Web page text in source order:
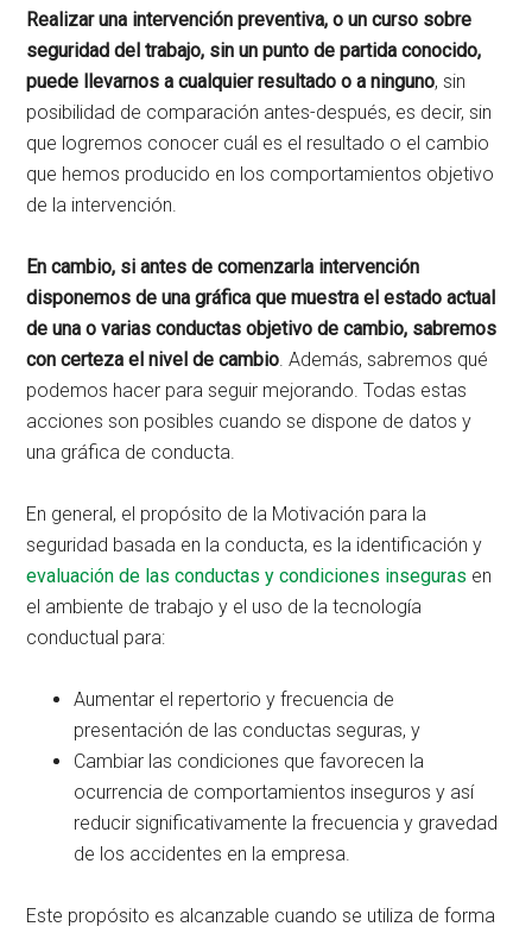
Realizar una intervención preventiva, o un curso sobre
seguridad del trabajo, sin un punto de partida conocido,
puede llevarnos a cualquier resultado o a ninguno, sin
posibilidad de comparación antes-después, es decir, sin
que logremos conocer cuál es el resultado o el cambio
que hemos producido en los comportamientos objetivo
de la intervención.
En cambio, si antes de comenzarla intervención
disponemos de una gráfica que muestra el estado actual
de una o varias conductas objetivo de cambio, sabremos
con certeza el nivel de cambio. Además, sabremos qué
podemos hacer para seguir mejorando. Todas estas
acciones son posibles cuando se dispone de datos y
una gráfica de conducta.
En general, el propósito de la Motivación para la
seguridad basada en la conducta, es la identificación y
evaluación de las conductas y condiciones inseguras en
el ambiente de trabajo y el uso de la tecnología
conductual para:
Aumentar el repertorio y frecuencia de
presentación de las conductas seguras, y
Cambiar las condiciones que favorecen la
ocurrencia de comportamientos inseguros y así
reducir significativamente la frecuencia y gravedad
de los accidentes en la empresa.
Este propósito es alcanzable cuando se utiliza de forma